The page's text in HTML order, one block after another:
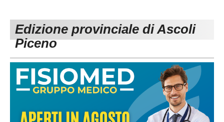
Carica la tua Rosa
1^ CATEGORIA
3^ CATEGORIA
GIOVANILI
Edizione provinciale di Ascoli
Piceno